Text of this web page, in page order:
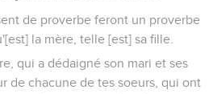
de proverbe feront un proverbe
la mère, telle [est] sa fille.
qui a dédaigné son mari et ses
de chacune de tes soeurs, qui ont